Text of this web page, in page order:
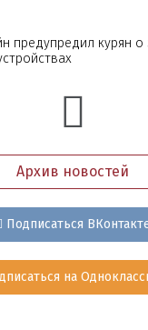
предупредил курян
Архив новостей
Подписаться
на